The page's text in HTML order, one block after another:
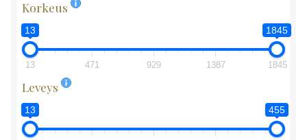
Korkeus
13 1845
13 471 929 1387 1845
Leveys
13 455